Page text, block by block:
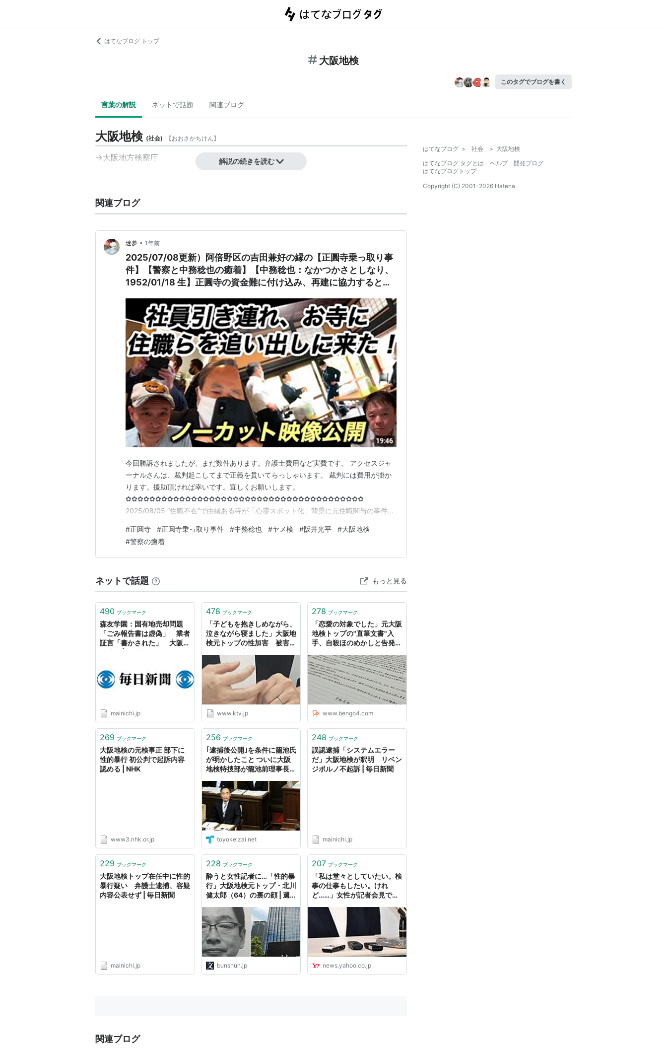
はてなブログ トップ
大阪地検
このタグでブログを書く
言葉の解説 ネットで話題 関連ブログ
大阪地検 (社会) 【おおさかちけん】
→大阪地方検察庁 解説の続きを読む
関連ブログ
迷夢 • 1年前
2025/07/08更新）阿倍野区の吉田兼好の縁の【正圓寺乗っ取り事
件】【警察と中務稔也の癒着】【中務稔也：なかつかさとしなり、
1952/01/18 生】正圓寺の資金難に付け込み、再建に協力すると言
渡そうとした。刑事事件になっており民事不介入なのに警察は中務
稔也を調べず、正圓寺のご住職に「和解できないか？できなかった
ら逮捕する」っとご住職を逮捕した。中務の弁護士はヤメ検（元大
阪地検）大阪地検に人脈があると思われ
今回勝訴されましたが、まだ数件あります。弁護士費用など実費です。 アクセスジャ
ーナルさんは、裁判起こしてまで正義を貫いてらっしゃいます。 裁判には費用が掛か
ります。援助頂ければ幸いです。宜しくお願いします。
✿✿✿✿✿✿✿✿✿✿✿✿✿✿✿✿✿✿✿✿✿✿✿✿✿✿✿✿✿✿✿✿✿✿✿✿✿✿✿✿
2025/08/05 “住職不在”で由緒ある寺が「心霊スポット化」背景に元住職関与の事件
しいです」 正圓寺〈カンテレNEWS〉 カンテレがご住職を犯罪者としてる。 カンテレ
に腹が立つ。コメント者らに腹が立つ。 ✿✿✿✿✿✿✿✿…
#正圓寺 #正圓寺乗っ取り事件 #中務稔也 #ヤメ検 #阪井光平 #大阪地検
#警察の癒着
ネットで話題 もっと見る
490 ブックマーク
森友学園：国有地売却問題
「ごみ報告書は虚偽」 業者
証言「書かされた」 大阪地
mainichi.jp
478 ブックマーク
「子どもを抱きしめながら、
泣きながら寝ました」大阪地
検元トップの性加害 被害の
www.ktv.jp
278 ブックマーク
「恋愛の対象でした」元大阪
地検トップの"直筆文書"入
手、自殺ほのめかしと告発封
事件 - 弁護士ドットコムニュ
ース
www.bengo4.com
269 ブックマーク
大阪地検の元検事正 部下に
性的暴行 初公判で起訴内容
認める | NHK
www3.nhk.or.jp
256 ブックマーク
｢逮捕後公開｣を条件に籠池氏
が明かしたこと ついに大阪
地検特捜部が籠池前理事長を
toyokeizai.net
248 ブックマーク
誤認逮捕「システムエラー
だ」大阪地検が釈明 リベン
ジポルノ不起訴 | 毎日新聞
mainichi.jp
229 ブックマーク
大阪地検トップ在任中に性的
暴行疑い 弁護士逮捕、容疑
内容公表せず | 毎日新聞
mainichi.jp
228 ブックマーク
酔うと女性記者に…「性的暴
行」大阪地検元トップ・北川
健太郎（64）の裏の顔 | 週
bunshun.jp
207 ブックマーク
「私は堂々としていたい。検
事の仕事もしたい。けれ
ど……」女性が記者会見で語
（小川たまか） - エキスパー
ト - Yahoo!ニュース
news.yahoo.co.jp
関連ブログ
はてなブログ > 社会 > 大阪地検
はてなブログ タグとは
ヘルプ
開発ブログ
はてなブログトップ
Copyright (C) 2001-2026 Hatena.